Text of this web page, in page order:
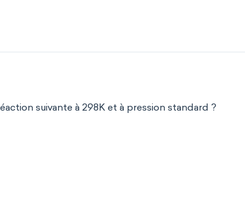
suivante à 298K et à pression standard ?